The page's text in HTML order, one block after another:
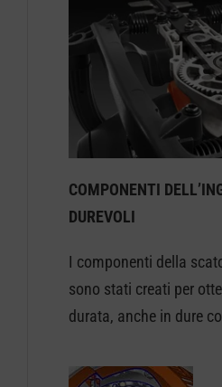
COMPONENTI
DUREVOLI
I componenti della
sono stati creati per
durata, anche in dure